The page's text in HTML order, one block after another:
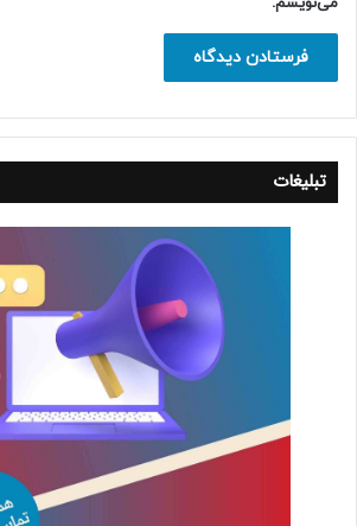
تبلیغات